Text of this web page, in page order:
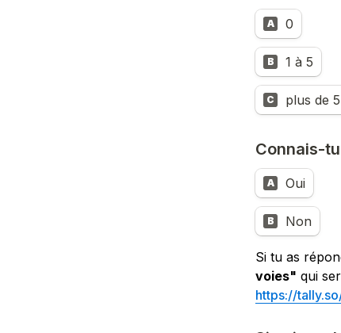
A 0
B 1 à 5
C plus de 5
Connais-
A Oui
B Non
Si tu as
voies"
https://